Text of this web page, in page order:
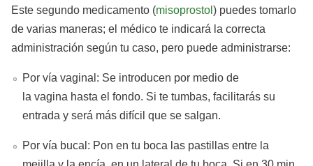
Este segundo medicamento (misoprostol ) puedes tomarlo
de varias maneras; el médico te indicará la correcta
administración según tu caso, pero puede administrarse:
Por vía vaginal: Se introducen por medio de
la vagina hasta el fondo. Si te tumbas, facilitarás su
entrada y será más difícil que se salgan.
Por vía bucal: Pon en tu boca las pastillas entre la